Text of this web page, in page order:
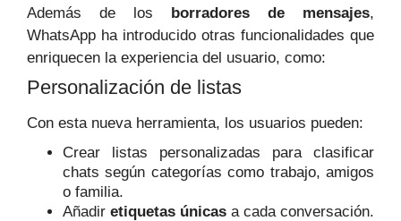
Además de los borradores de mensajes,
WhatsApp ha introducido otras funcionalidades que
enriquecen la experiencia del usuario, como:
Personalización de listas
Con esta nueva herramienta, los usuarios pueden:
Crear listas personalizadas para clasificar
chats según categorías como trabajo, amigos
o familia.
Añadir etiquetas únicas a cada conversación.